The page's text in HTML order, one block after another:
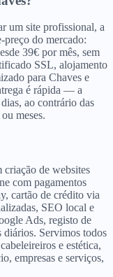
um site profissional, a
preço do mercado:
39€ por mês, sem
SSL, alojamento
para Chaves e
é rápida — a
ao contrário das
meses.
criação de websites
com pagamentos
cartão de crédito via
SEO local e
Ads, registo de
Servimos todos
e estética,
empresas e serviços,